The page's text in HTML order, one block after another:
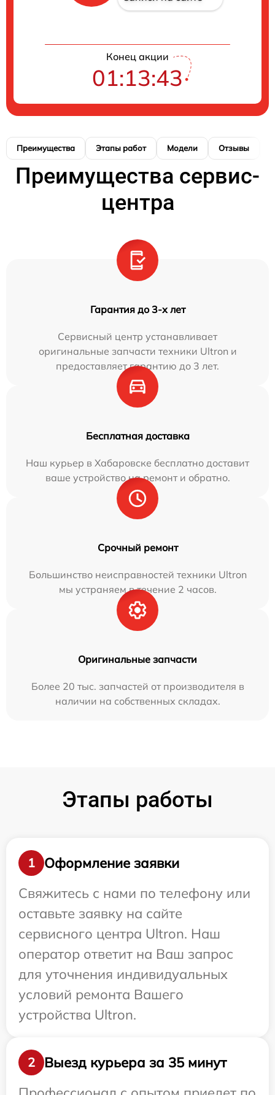
Конец акции
01:13:42
Преимущества Этапы работ Модели Отзывы
Преимущества сервис-
центра
Гарантия до 3-х лет
Сервисный центр устанавливает
оригинальные запчасти техники Ultron и
предоставляет гарантию до 3 лет.
Бесплатная доставка
Наш курьер в Хабаровске бесплатно доставит
ваше устройство на ремонт и обратно.
Срочный ремонт
Большинство неисправностей техники Ultron
мы устраняем в течение 2 часов.
Оригинальные запчасти
Более 20 тыс. запчастей от производителя в
наличии на собственных складах.
Этапы работы
1
Оформление заявки
Свяжитесь с нами по телефону или
оставьте заявку на сайте
сервисного центра Ultron. Наш
оператор ответит на Ваш запрос
для уточнения индивидуальных
условий ремонта Вашего
устройства Ultron.
2
Выезд курьера за 35 минут